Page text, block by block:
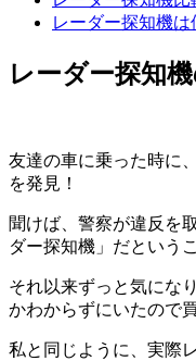
レーダー探知機は
レーダー探知
友達の車に乗った時に
を発見！
聞けば、警察が違反を
ダー探知機」だという
それ以来ずっと気にな
かわからずにいたので
私と同じように、実際